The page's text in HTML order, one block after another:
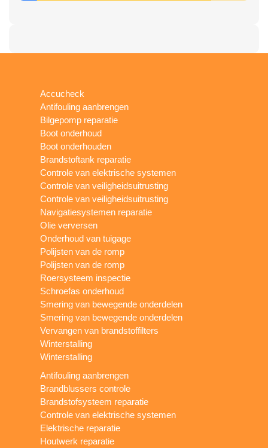
Accucheck
Antifouling aanbrengen
Bilgepomp reparatie
Boot onderhoud
Boot onderhouden
Brandstoftank reparatie
Controle van elektrische systemen
Controle van veiligheidsuitrusting
Controle van veiligheidsuitrusting
Navigatiesystemen reparatie
Olie verversen
Onderhoud van tuigage
Polijsten van de romp
Polijsten van de romp
Roersysteem inspectie
Schroefas onderhoud
Smering van bewegende onderdelen
Smering van bewegende onderdelen
Vervangen van brandstoffilters
Winterstalling
Winterstalling
Antifouling aanbrengen
Brandblussers controle
Brandstofsysteem reparatie
Controle van elektrische systemen
Elektrische reparatie
Houtwerk reparatie